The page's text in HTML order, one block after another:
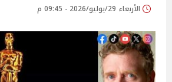
الأربعاء 29/يوليو/2026 - 09:45 م